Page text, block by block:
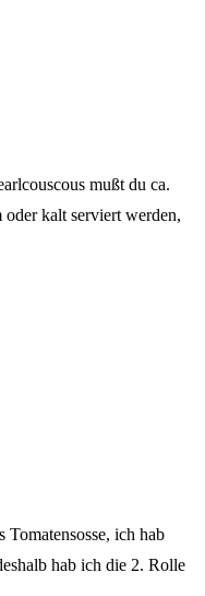
mußt du ca.
kalt serviert werden,
ich hab
hab ich die 2. Rolle